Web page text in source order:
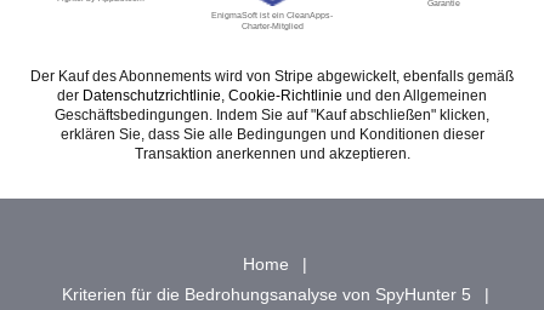
EnigmaSoft ist ein CleanApps-
Charter-Mitglied
Garantie
Der Kauf des Abonnements wird von Stripe abgewickelt, ebenfalls gemäß
der Datenschutzrichtlinie, Cookie-Richtlinie und den Allgemeinen
Geschäftsbedingungen. Indem Sie auf "Kauf abschließen" klicken,
erklären Sie, dass Sie alle Bedingungen und Konditionen dieser
Transaktion anerkennen und akzeptieren.
Home
Kriterien für die Bedrohungsanalyse von SpyHunter 5